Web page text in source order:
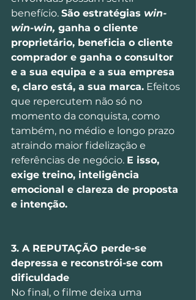
benefício. São estratégias win-
win-win, ganha o cliente
proprietário, beneficia o cliente
comprador e ganha o consultor
e a sua equipa e a sua empresa
e, claro está, a sua marca. Efeitos
que repercutem não só no
momento da conquista, como
também, no médio e longo prazo
atraindo maior fidelização e
referências de negócio. E isso,
exige treino, inteligência
emocional e clareza de proposta
e intenção.
3. A REPUTAÇÃO perde-se
depressa e reconstrói-se com
dificuldade
No final, o filme deixa uma